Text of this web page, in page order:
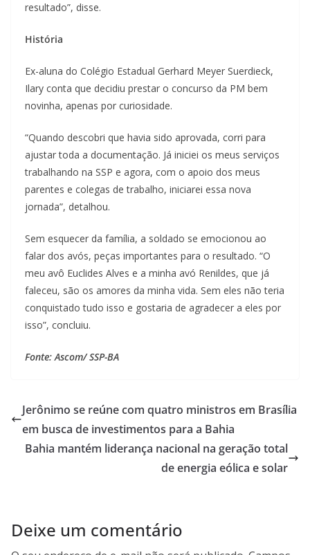
resultado”, disse.
História
Ex-aluna do Colégio Estadual Gerhard Meyer Suerdieck,
Ilary conta que decidiu prestar o concurso da PM bem
novinha, apenas por curiosidade.
“Quando descobri que havia sido aprovada, corri para
ajustar toda a documentação. Já iniciei os meus serviços
trabalhando na SSP e agora, com o apoio dos meus
parentes e colegas de trabalho, iniciarei essa nova
jornada”, detalhou.
Sem esquecer da família, a soldado se emocionou ao
falar dos avós, peças importantes para o resultado. “O
meu avô Euclides Alves e a minha avó Renildes, que já
faleceu, são os amores da minha vida. Sem eles não teria
conquistado tudo isso e gostaria de agradecer a eles por
isso”, concluiu.
Fonte: Ascom/ SSP-BA
Jerônimo se reúne com quatro ministros em Brasília
em busca de investimentos para a Bahia
Bahia mantém liderança nacional na geração total
de energia eólica e solar
Deixe um comentário